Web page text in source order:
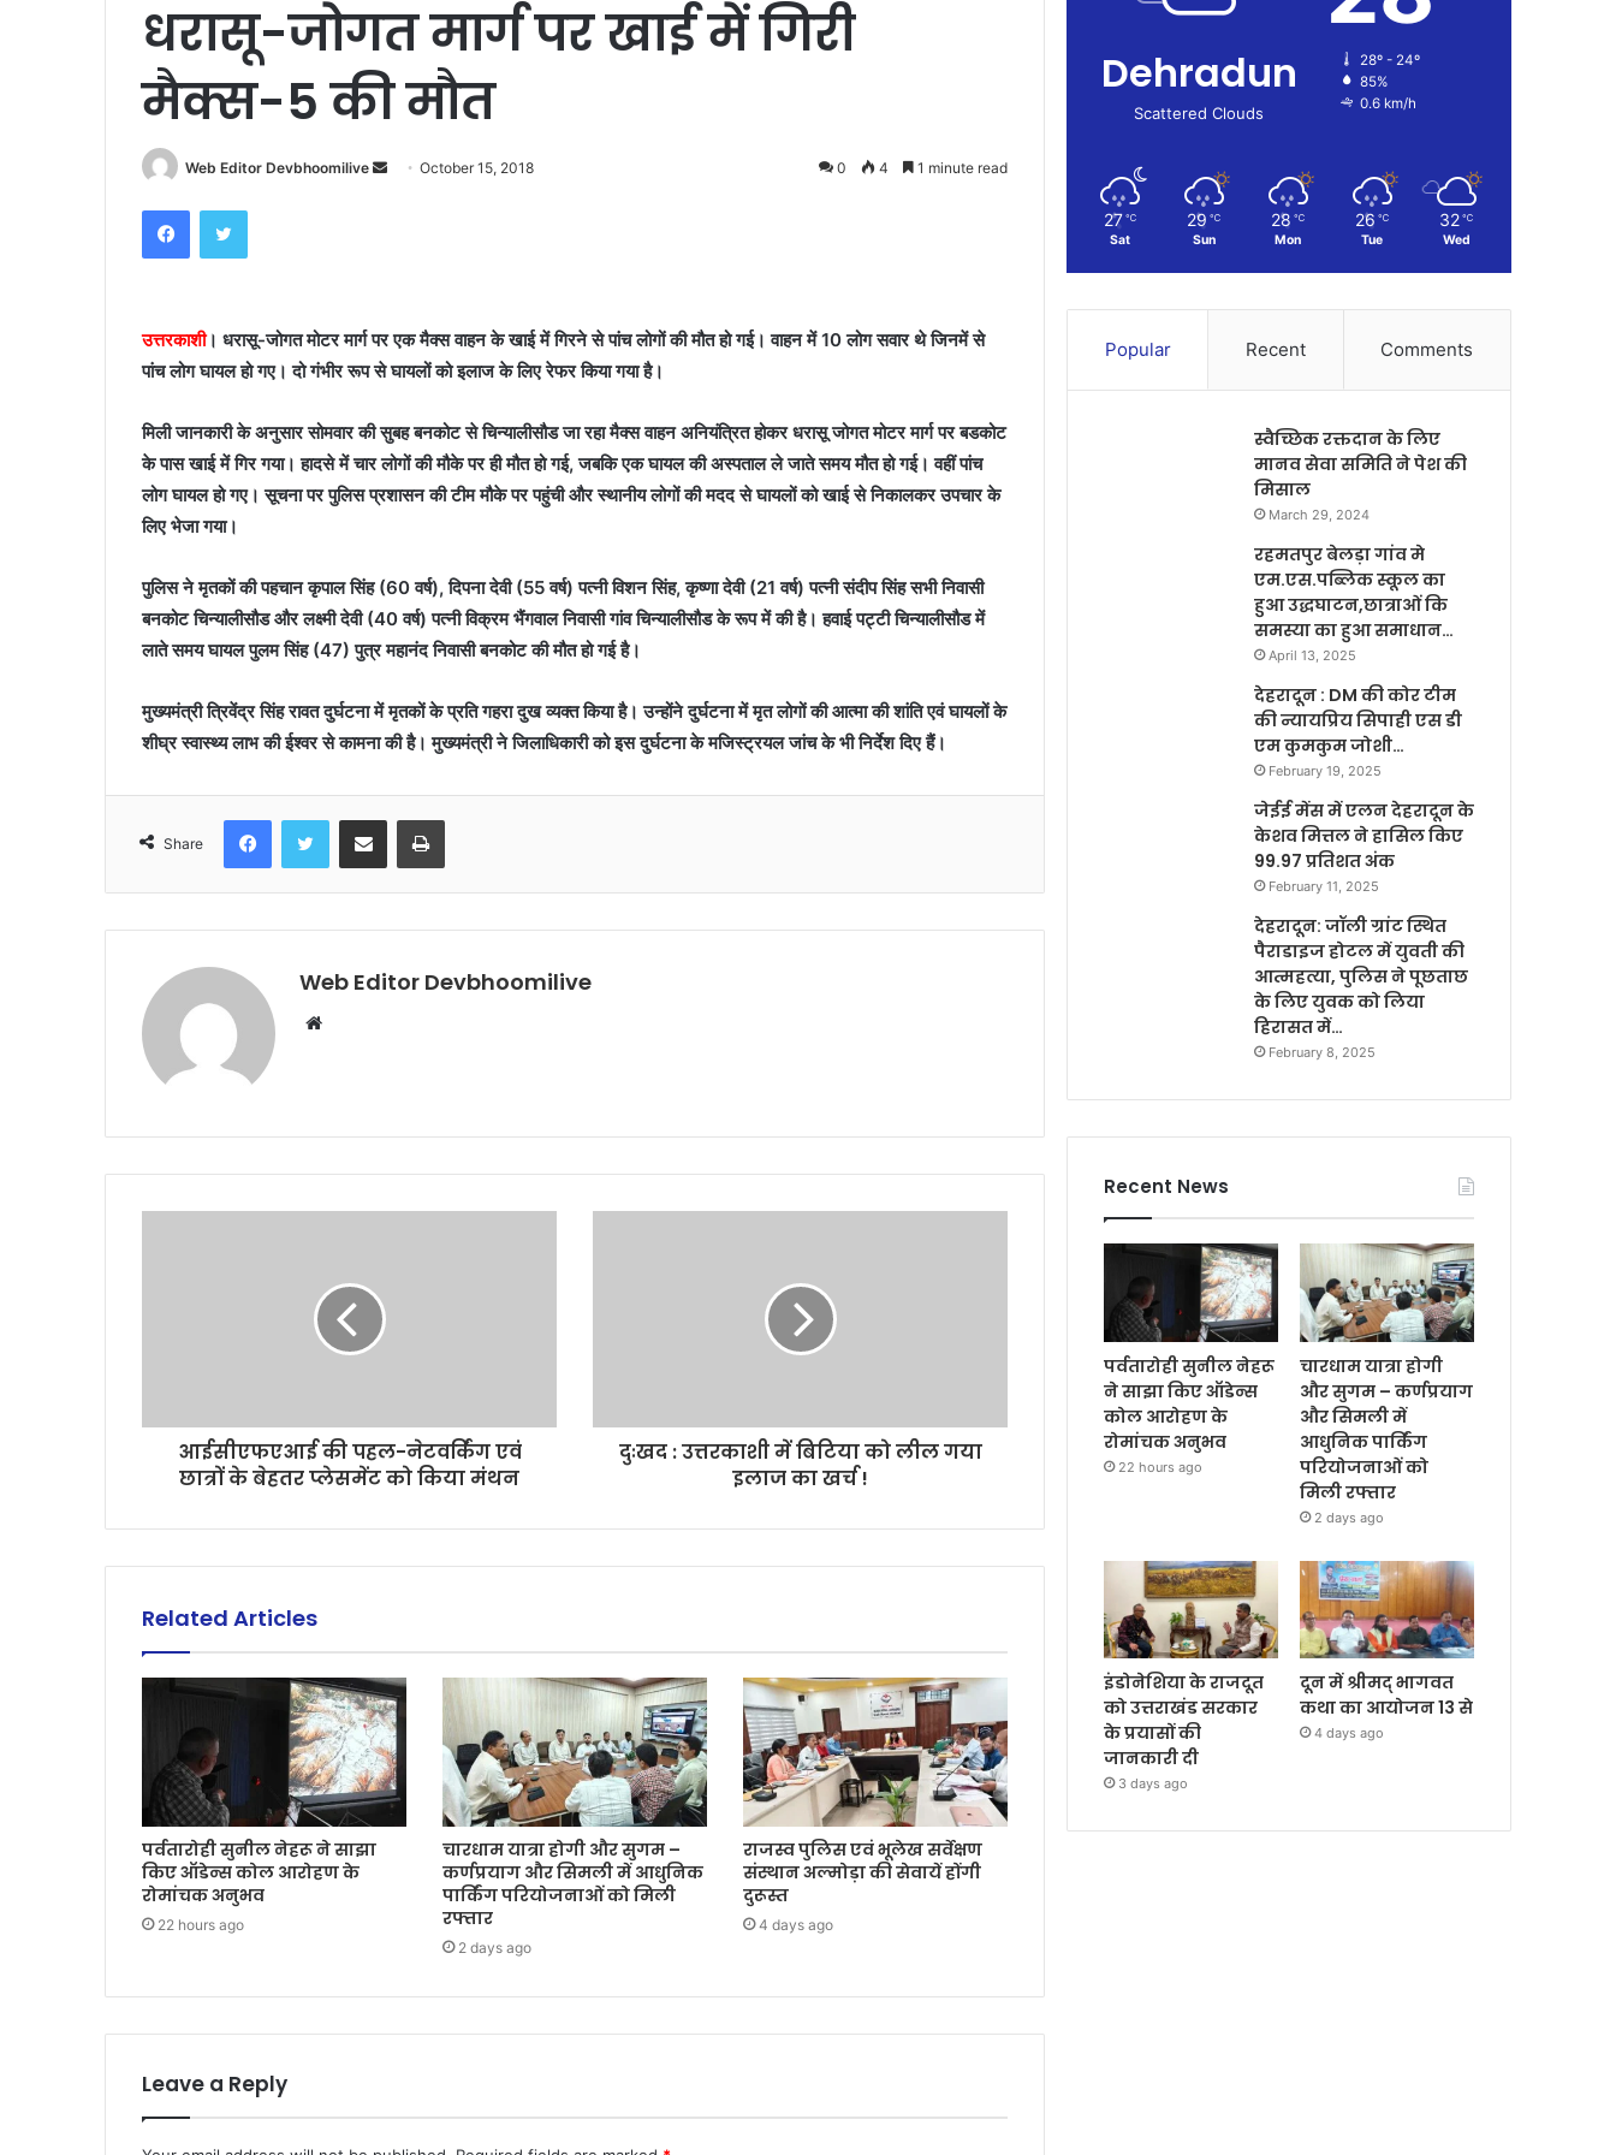
धरासू-जोगत मार्ग पर खाई में गिरी
मैक्स-5 की मौत
Web Editor Devbhoomilive
SendOctober 15, 2018 0 4 1 minute read
FacebookTwitter
उत्तरकाशी। धरासू-जोगत मोटर मार्ग पर एक मैक्स वाहन के खाई में गिरने से पांच लोगों की मौत हो गई। वाहन में 10 लोग सवार थे जिनमें से
पांच लोग घायल हो गए। दो गंभीर रूप से घायलों को इलाज के लिए रेफर किया गया है।
मिली जानकारी के अनुसार सोमवार की सुबह बनकोट से चिन्यालीसौड जा रहा मैक्स वाहन अनियंत्रित होकर धरासू जोगत मोटर मार्ग पर बडकोट
के पास खाई में गिर गया। हादसे में चार लोगों की मौके पर ही मौत हो गई, जबकि एक घायल की अस्पताल ले जाते समय मौत हो गई। वहीं पांच
लोग घायल हो गए। सूचना पर पुलिस प्रशासन की टीम मौके पर पहुंची और स्थानीय लोगों की मदद से घायलों को खाई से निकालकर उपचार के
लिए भेजा गया।
पुलिस ने मृतकों की पहचान कृपाल सिंह (60 वर्ष), दिपना देवी (55 वर्ष) पत्नी विशन सिंह, कृष्णा देवी (21 वर्ष) पत्नी संदीप सिंह सभी निवासी
बनकोट चिन्यालीसौड और लक्ष्मी देवी (40 वर्ष) पत्नी विक्रम भैंगवाल निवासी गांव चिन्यालीसौड के रूप में की है। हवाई पट्टी चिन्यालीसौड में
लाते समय घायल पुलम सिंह (47) पुत्र महानंद निवासी बनकोट की मौत हो गई है।
मुख्यमंत्री त्रिवेंद्र सिंह रावत दुर्घटना में मृतकों के प्रति गहरा दुख व्यक्त किया है। उन्होंने दुर्घटना में मृत लोगों की आत्मा की शांति एवं घायलों के
शीघ्र स्वास्थ्य लाभ की ईश्वर से कामना की है। मुख्यमंत्री ने जिलाधिकारी को इस दुर्घटना के मजिस्ट्रयल जांच के भी निर्देश दिए हैं।
Share
FacebookTwitter Share via Email Print
Web Editor Devbhoomilive
Website
आईसीएफएआई की पहल-नेटवर्किंग एवं
छात्रों के बेहतर प्लेसमेंट को किया मंथन
दुःखद : उत्तरकाशी में बिटिया को लील गया
इलाज का खर्च !
Related Articles
पर्वतारोही सुनील नेहरू ने साझा
किए ऑडेन्स कोल आरोहण के
रोमांचक अनुभव
22 hours ago
चारधाम यात्रा होगी और सुगम –
कर्णप्रयाग और सिमली में आधुनिक
पार्किंग परियोजनाओं को मिली
रफ्तार
2 days ago
राजस्व पुलिस एवं भूलेख सर्वेक्षण
संस्थान अल्मोड़ा की सेवायें होंगी
दुरूस्त
4 days ago
Leave a Reply
Dehradun
Scattered Clouds
28º - 24º
85%
0.6 km/h
27 ℃
Sat
29 ℃
Sun
28 ℃
Mon
26 ℃
Tue
32 ℃
Wed
Popular Recent Comments
स्वैच्छिक रक्तदान के लिए
मानव सेवा समिति ने पेश की
मिसाल
March 29, 2024
रहमतपुर बेलड़ा गांव मे
एम.एस.पब्लिक स्कूल का
हुआ उद्धघाटन,छात्राओं कि
समस्या का हुआ समाधान…
April 13, 2025
देहरादून : DM की कोर टीम
की न्यायप्रिय सिपाही एस डी
एम कुमकुम जोशी…
February 19, 2025
जेईई मेंस में एलन देहरादून के
केशव मित्तल ने हासिल किए
99.97 प्रतिशत अंक
February 11, 2025
देहरादून: जॉली ग्रांट स्थित
पैराडाइज होटल में युवती की
आत्महत्या, पुलिस ने पूछताछ
के लिए युवक को लिया
हिरासत में…
February 8, 2025
Recent News
पर्वतारोही सुनील नेहरू
ने साझा किए ऑडेन्स
कोल आरोहण के
रोमांचक अनुभव
22 hours ago
चारधाम यात्रा होगी
और सुगम – कर्णप्रयाग
और सिमली में
आधुनिक पार्किंग
परियोजनाओं को
मिली रफ्तार
2 days ago
इंडोनेशिया के राजदूत
को उत्तराखंड सरकार
के प्रयासों की
जानकारी दी
3 days ago
दून में श्रीमद् भागवत
कथा का आयोजन 13 से
4 days ago